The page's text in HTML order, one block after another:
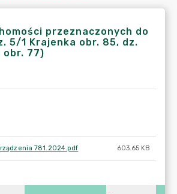
przeznaczonych do
5/1 Krajenka obr. 85, dz.
obr. 77)
781.2024.pdf 603.65 KB